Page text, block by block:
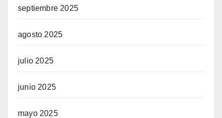
septiembre 2025
agosto 2025
julio 2025
junio 2025
mayo 2025